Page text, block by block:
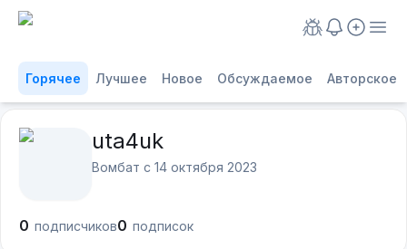
Горячее Лучшее Новое Обсуждаемое Авторское
uta4uk
Вомбат с 14 октября 2023
0 подписчиков0 подписок